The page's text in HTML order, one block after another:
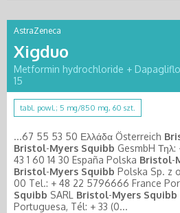
AstraZeneca
Xigduo
Metformin hydrochloride +
15
tabl. powl.; 5 mg/850 mg, 60 szt.
...67 55 53 50 Ελλάδα Österreich
Bristol-Myers Squibb GesmbH
43 1 60 14 30 España Polska Bristol-
Bristol-Myers Squibb Polska Sp. z
00 Tel.: + 48 22 5796666 France
Squibb SARL Bristol-Myers Squibb
Portuguesa, Tél: + 33 (0...